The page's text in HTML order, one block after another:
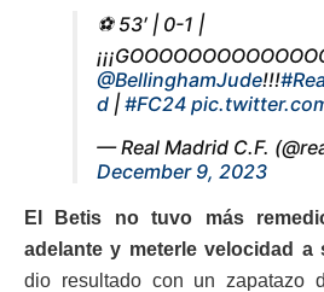
⚽ 53′ | 0-1 |
@BellinghamJude!!!
d | #FC24
— Real Madrid C.F.
December 9, 2023
El Betis no tuvo más
adelante y meterle velocidad a
dio resultado con un zapatazo